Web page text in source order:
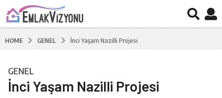
HOME GENEL İnci Yaşam Nazilli Projesi
7
y
GENEL
İnci Yaşam Nazilli Projesi